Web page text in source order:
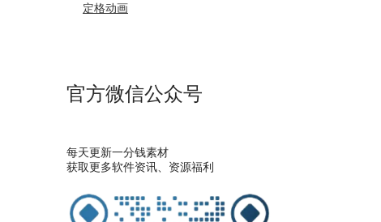
定格动画
官方微信公众号
每天更新一分钱素材
获取更多软件资讯、资源福利